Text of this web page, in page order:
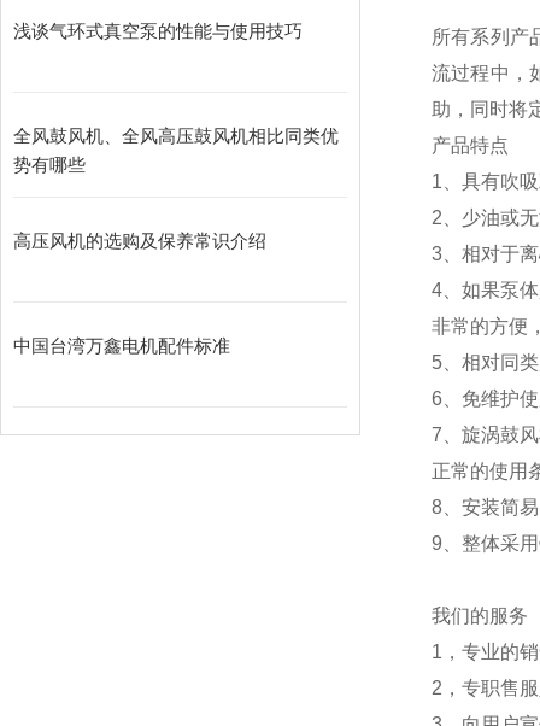
浅谈气环式真空泵的性能与使用技巧
全风鼓风机、全风高压鼓风机相比同类优
势有哪些
高压风机的选购及保养常识介绍
中国台湾万鑫电机配件标准
所有系列产
流过程中，
助，同时将
产品特点
1、具有吹
2、少油或
3、相对于
4、如果泵
非常的方便
5、相对同
6、免维护
7、旋涡鼓
正常的使用
8、安装简
9、整体采
我们的服务
1，专业的
2，专职售